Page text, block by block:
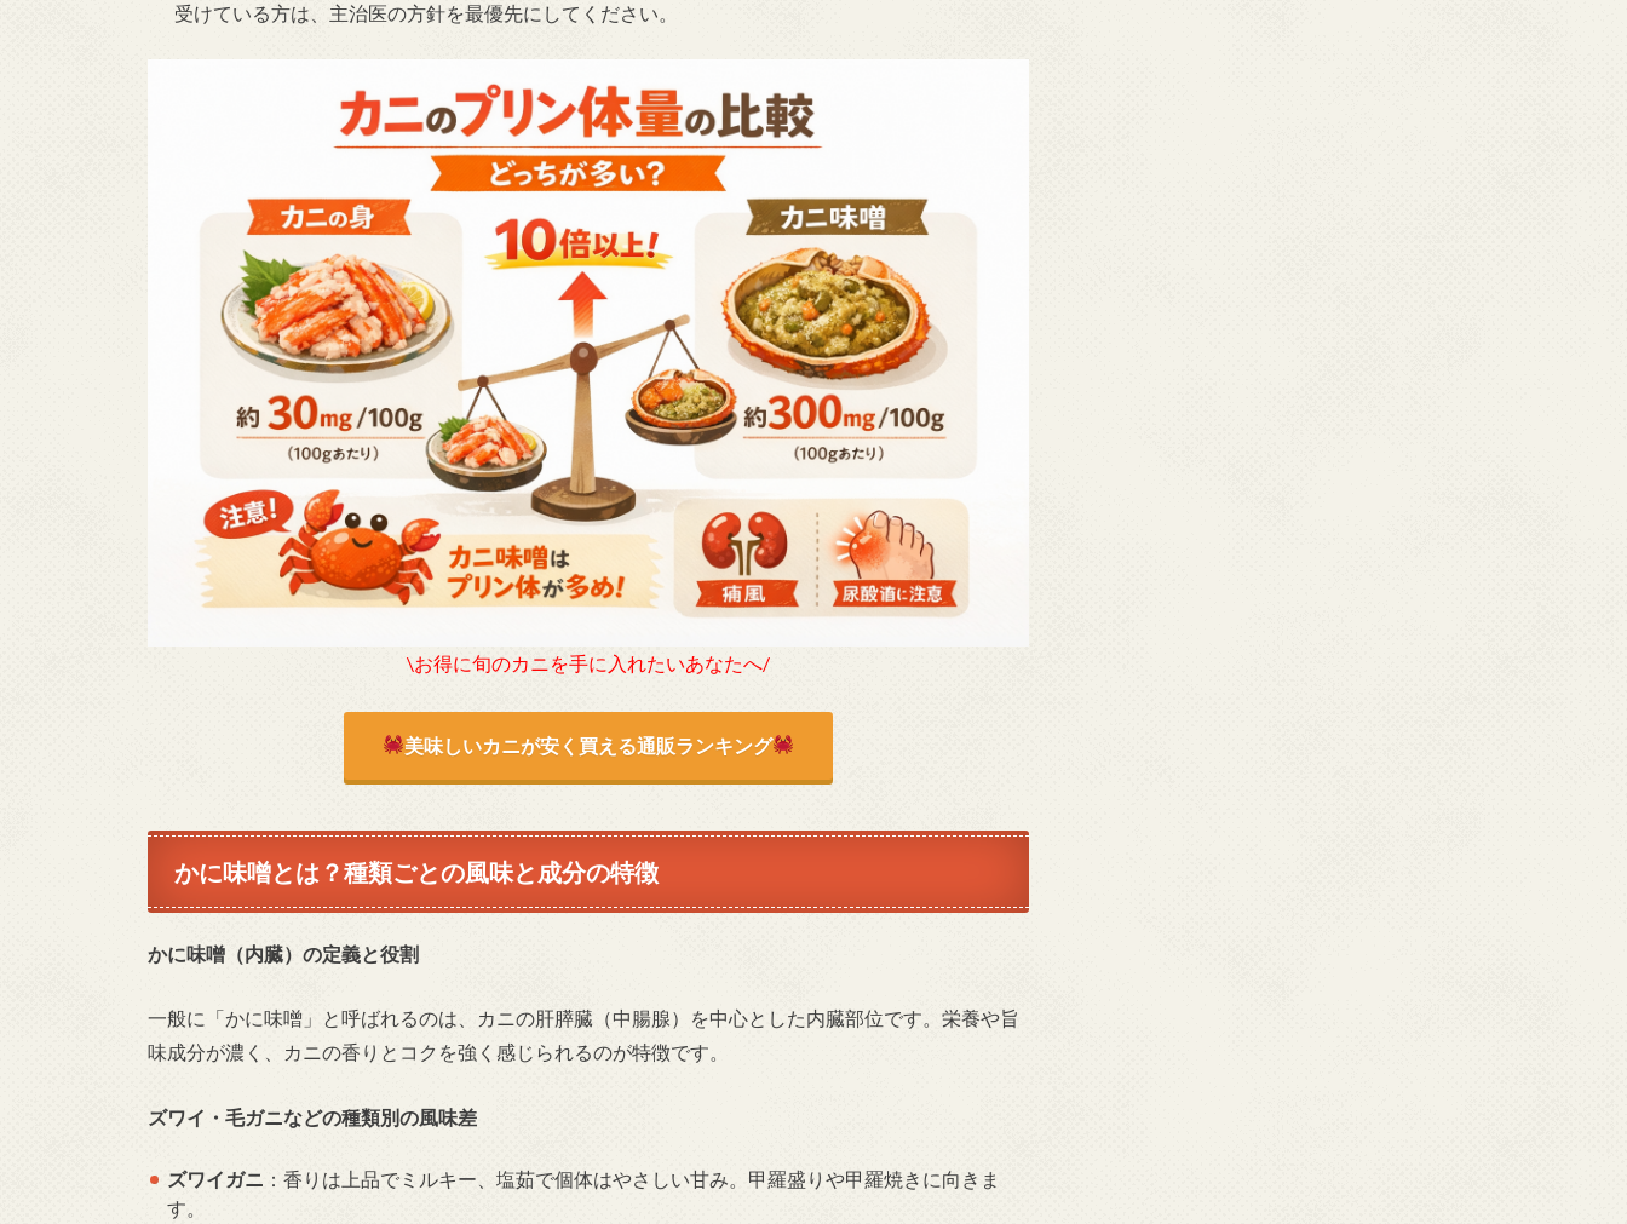
受けている方は、主治医の方針を最優先にしてください。
\お得に旬のカニを手に入れたいあなたへ/
美味しいカニが安く買える通販ランキング
かに味噌とは？種類ごとの風味と成分の特徴
かに味噌（内臓）の定義と役割
一般に「かに味噌」と呼ばれるのは、カニの肝膵臓（中腸腺）を中心とした内臓部位です。栄養や旨
味成分が濃く、カニの香りとコクを強く感じられるのが特徴です。
ズワイ・毛ガニなどの種類別の風味差
ズワイガニ ：香りは上品でミルキー、塩茹で個体はやさしい甘み。甲羅盛りや甲羅焼きに向きま
す。